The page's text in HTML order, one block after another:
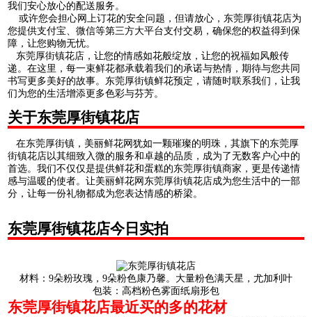
我们安心放心的配送服务。
或许您会担心网上订花的安全问题，但请放心，东莞厚街镇花店为
您提供支付宝、微信等第三方大平台支付交易，确保您的权益得到保
障，让您购物无忧。
东莞厚街镇花店，让您的情感如花般绽放，让您的祝福如风般传
递。在这里，每一束鲜花都承载着我们的承诺与热情，期待与您共同
书写更多美好的故事。东莞厚街镇鲜花预定，请随时联系我们，让我
们为您的生活增添更多色彩与芬芳。
关于东莞厚街镇花店
在东莞厚街镇，美丽鲜花网犹如一颗璀璨的明珠，其旗下的东莞厚
街镇花店以其细致入微的服务和卓越的品质，成为了无数客户心中的
首选。我们不仅仅是提供鲜花和蛋糕的东莞厚街镇商家，更是传递情
感与温暖的使者。让美丽鲜花网东莞厚街镇花店成为您生活中的一部
分，让每一份礼物都成为您表达情感的桥梁。
东莞厚街镇花店今日实拍
材料：9朵粉玫瑰，9朵粉色康乃馨。大量粉色满天星，尤加利叶
包装：高档粉色雾面纸扇形包
东莞厚街镇花店最近买的多的花材